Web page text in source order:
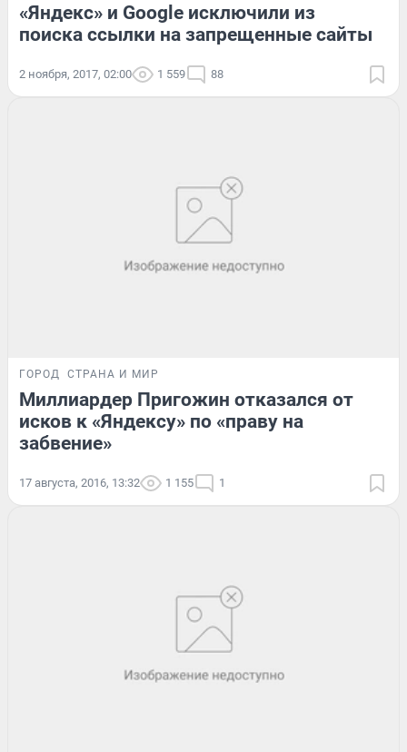
«Яндекс» и Google исключили из
поиска ссылки на запрещенные сайты
2 ноября, 2017, 02:00 1 559 88
ГОРОД СТРАНА И МИР
Миллиардер Пригожин отказался от
исков к «Яндексу» по «праву на
забвение»
17 августа, 2016, 13:32 1 155 1